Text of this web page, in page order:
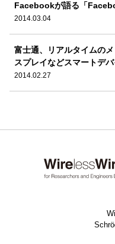
Facebookが語る「
2014.03.04
富士通、リアルタイムの
スプレイなどスマートデ
2014.02.27